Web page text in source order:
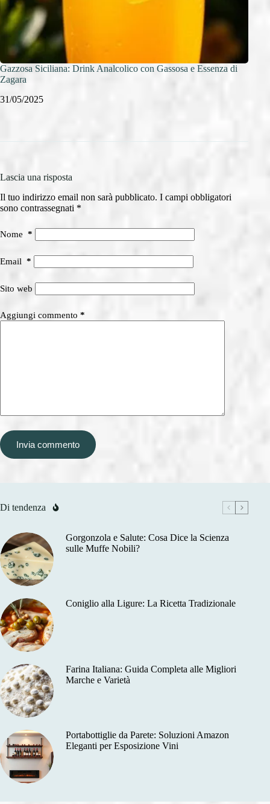
Gazzosa Siciliana: Drink Analcolico con Gassosa e Essenza di
Zagara
31/05/2025
Lascia una risposta
Il tuo indirizzo email non sarà pubblicato. I campi obbligatori
sono contrassegnati *
Nome *
Email *
Sito web
Aggiungi commento *
Invia commento
Di tendenza
Gorgonzola e Salute: Cosa Dice la Scienza
sulle Muffe Nobili?
Coniglio alla Ligure: La Ricetta Tradizionale
Farina Italiana: Guida Completa alle Migliori
Marche e Varietà
Portabottiglie da Parete: Soluzioni Amazon
Eleganti per Esposizione Vini